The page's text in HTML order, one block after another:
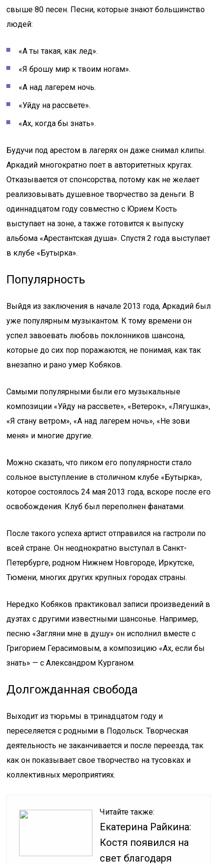
свыше 80 песен. Песни, которые знают большинство
людей:
«А ты такая, как лед».
«Я брошу мир к твоим ногам».
«А над лагерем ночь.
«Уйду на рассвете».
«Ах, когда бы знать».
Будучи под арестом в лагерях он даже снимал клипы.
Аркадий многократно поет в авторитетных кругах.
Отказывается от спонсорства, потому как не желает
реализовывать душевное творчество за деньги. В
одиннадцатом году совместно с Юрием Кость
выступает на зоне, а также готовится к выпуску
альбома «Арестантская душа». Спустя 2 года выступает
в клубе «Бутырка».
Популярность
Выйдя из заключения в начале 2013 года, Аркадий был
уже популярным музыкантом. К тому времени он
успел завоевать любовь поклонников шансона,
которые до сих пор поражаются, не понимая, как так
внезапно и рано умер Кобяков.
Самыми популярными были его музыкальные
композиции «Уйду на рассвете», «Ветерок», «Лягушка»,
«Я стану ветром», «А над лагерем ночь», «Не зови
меня» и многие другие.
Можно сказать, что пиком его популярности стало
сольное выступление в столичном клубе «Бутырка»,
которое состоялось 24 мая 2013 года, вскоре после его
освобождения. Клуб был переполнен фанатами.
После такого успеха артист отправился на гастроли по
всей стране. Он неоднократно выступал в Санкт-
Петербурге, родном Нижнем Новгороде, Иркутске,
Тюмени, многих других крупных городах страны.
Нередко Кобяков практиковал записи произведений в
дуэтах с другими известными шансонье. Например,
песню «Загляни мне в душу» он исполнил вместе с
Григорием Герасимовым, а композицию «Ах, если бы
знать» — с Александром Курганом.
Долгожданная свобода
Выходит из тюрьмы в тринадцатом году и
переселяется с родными в Подольск. Творческая
деятельность не заканчивается и после переезда, так
как он показывает свое творчество на тусовках и
коллективных мероприятиях.
Читайте также:
Екатерина Райкина:
Костя появился на
свет благодаря